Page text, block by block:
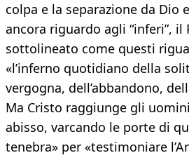
colpa e la separazione da Dio
ancora riguardo agli “inferi”, il
sottolineato come questi
«l’inferno quotidiano della
vergogna, dell’abbandono,
Ma Cristo raggiunge gli
abisso, varcando le porte di
tenebra» per «testimoniare